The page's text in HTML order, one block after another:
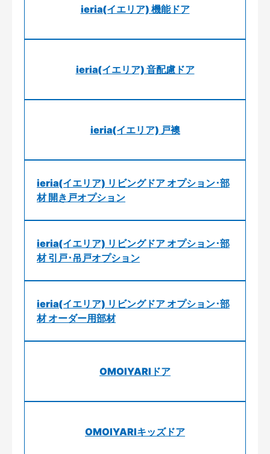
ieria(イエリア) 機能ドア
ieria(イエリア) 音配慮ドア
ieria(イエリア) 戸襖
ieria(イエリア) リビングドア オプション･部
材 開き戸オプション
ieria(イエリア) リビングドア オプション･部
材 引戸･吊戸オプション
ieria(イエリア) リビングドア オプション･部
材 オーダー用部材
OMOIYARIドア
OMOIYARIキッズドア